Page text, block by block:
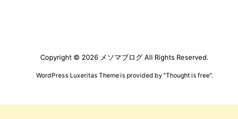
Copyright © 2026 メソマブログ All Rights Reserved.
WordPress Luxeritas Theme is provided by "Thought is free".